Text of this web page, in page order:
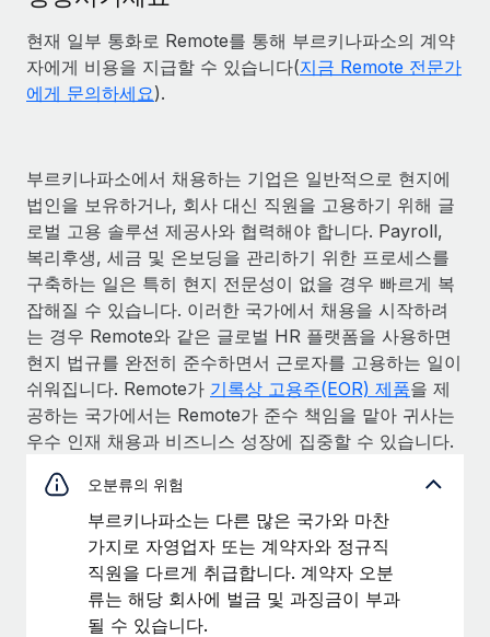
현재 일부 통화로 Remote를 통해 부르키나파소의 계약
자에게 비용을 지급할 수 있습니다(지금 Remote 전문가
에게 문의하세요).
부르키나파소에서 채용하는 기업은 일반적으로 현지에
법인을 보유하거나, 회사 대신 직원을 고용하기 위해 글
로벌 고용 솔루션 제공사와 협력해야 합니다. Payroll,
복리후생, 세금 및 온보딩을 관리하기 위한 프로세스를
구축하는 일은 특히 현지 전문성이 없을 경우 빠르게 복
잡해질 수 있습니다. 이러한 국가에서 채용을 시작하려
는 경우 Remote와 같은 글로벌 HR 플랫폼을 사용하면
현지 법규를 완전히 준수하면서 근로자를 고용하는 일이
쉬워집니다. Remote가 기록상 고용주(EOR) 제품을 제
공하는 국가에서는 Remote가 준수 책임을 맡아 귀사는
우수 인재 채용과 비즈니스 성장에 집중할 수 있습니다.
오분류의 위험
부르키나파소는 다른 많은 국가와 마찬
가지로 자영업자 또는 계약자와 정규직
직원을 다르게 취급합니다. 계약자 오분
류는 해당 회사에 벌금 및 과징금이 부과
될 수 있습니다.